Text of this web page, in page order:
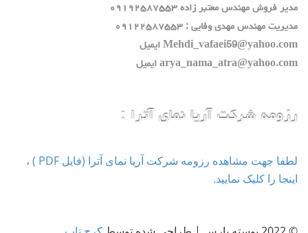
مدير فروش مهندس معتبر زاده ٠٩١٩٢٥٨٧٥٥٣
مديريت مهندس مهدي وفايي : ٠٩١٢٢٥٨٧٥٥٣
Mehdi_vafaei59@yahoo.com ايميل
arya_nama_atra@yahoo.com ايميل
رزومه شرکت آریا نمای آترا :
لطفا جهت مشاهده رزومه شرکت آریا نمای آترا (فایل PDF ) ،
اینجا را کلیک نمایید.